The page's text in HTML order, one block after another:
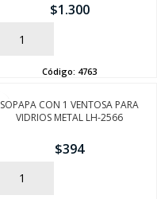
$1.300
AÑADIR
Código: 4763
SOPAPA CON 1 VENTOSA PARA
VIDRIOS METAL LH-2566
$394
AÑADIR